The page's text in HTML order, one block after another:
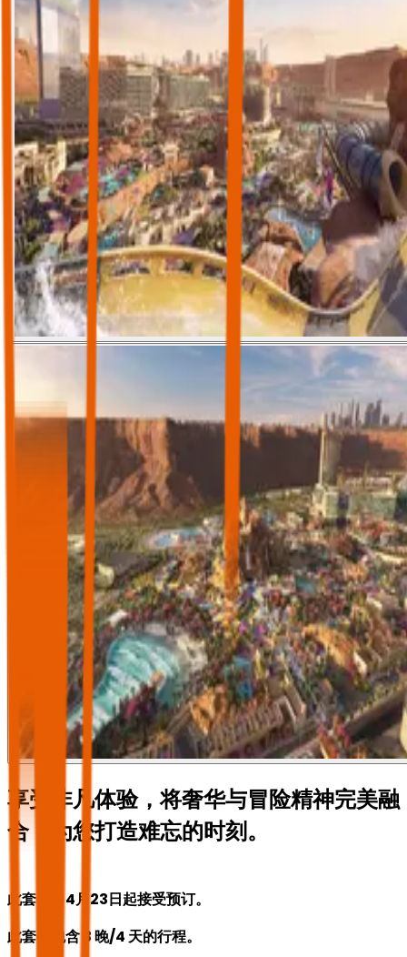
享受非凡体验，将奢华与冒险精神完美融
合，为您打造难忘的时刻。
此套餐自4月23日起接受预订。
此套餐包含 3 晚/4 天的行程。